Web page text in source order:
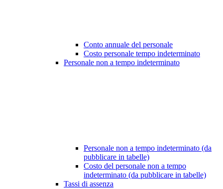
Conto annuale del personale
Costo personale tempo indeterminato
Personale non a tempo indeterminato
Personale non a tempo indeterminato (da
pubblicare in tabelle)
Costo del personale non a tempo
indeterminato (da pubblicare in tabelle)
Tassi di assenza